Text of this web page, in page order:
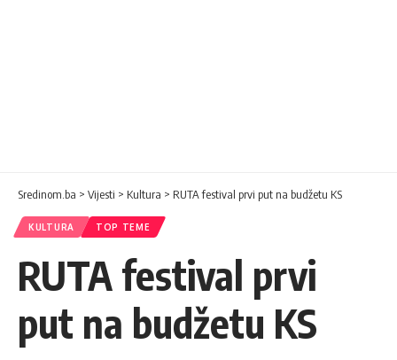
Sredinom.ba > Vijesti > Kultura > RUTA festival prvi put na budžetu KS
KULTURA TOP TEME
RUTA festival prvi
put na budžetu KS